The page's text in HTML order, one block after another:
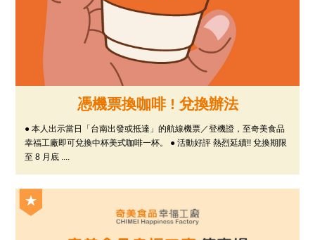
憑機票換咖啡 ! 兌換辦法
● 本人出示當日「台南出發或抵達」的航線機票／登機證，至奇美食品
幸福工廠即可兌換中杯美式咖啡一杯。 ● 活動好評 熱烈延續!! 兌換期限
至 8 月底 ....